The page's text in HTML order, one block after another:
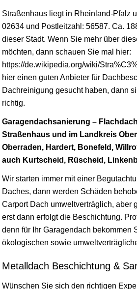
Straßenhaus liegt in Rheinland-Pfalz
02634 und Postleitzahl: 56587. Ca.
dieser Stadt. Wenn Sie mehr über
möchten, dann schauen Sie mal hier:
https://de.wikipedia.org/wiki/
hier einen guten Anbieter für
Dachreinigung gesucht haben, dann
richtig.
Garagendachsanierung –
Straßenhaus und im Landkreis
Oberraden, Hardert, Bonefeld,
auch Kurtscheid, Rüscheid,
Wir starten immer mit einer
Daches, dann werden Schäden
Carport Dach umweltverträglich, aber
erst dann erfolgt die Beschichtung.
denn für Ihr Garagendach bekommen
ökologischen sowie
Metalldach Beschichtung &
Wünschen Sie sich den richtigen